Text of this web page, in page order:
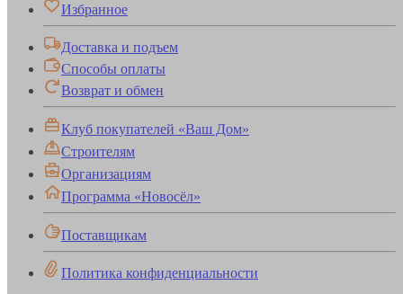
Избранное
Доставка и подъем
Способы оплаты
Возврат и обмен
Клуб покупателей «Ваш Дом»
Строителям
Организациям
Программа «Новосёл»
Поставщикам
Политика конфиденциальности